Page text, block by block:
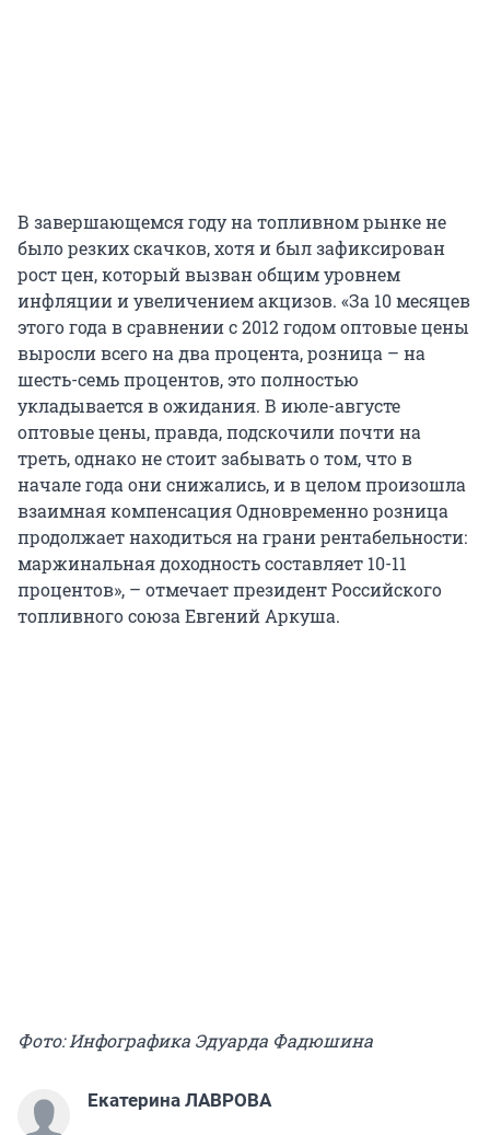
В завершающемся году на топливном рынке не
было резких скачков, хотя и был зафиксирован
рост цен, который вызван общим уровнем
инфляции и увеличением акцизов. «За 10 месяцев
этого года в сравнении с 2012 годом оптовые цены
выросли всего на два процента, розница – на
шесть-семь процентов, это полностью
укладывается в ожидания. В июле-августе
оптовые цены, правда, подскочили почти на
треть, однако не стоит забывать о том, что в
начале года они снижались, и в целом произошла
взаимная компенсация Одновременно розница
продолжает находиться на грани рентабельности:
маржинальная доходность составляет 10-11
процентов», – отмечает президент Российского
топливного союза Евгений Аркуша.
Фото: Инфографика Эдуарда Фадюшина
Екатерина ЛАВРОВА